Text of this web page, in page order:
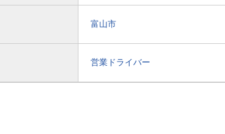
富山市
営業ドライバー